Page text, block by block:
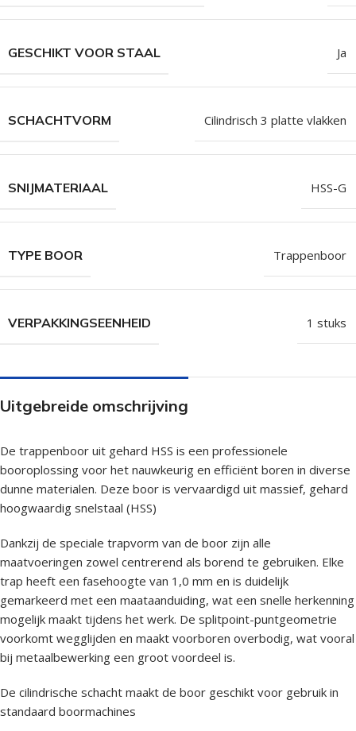
GESCHIKT VOOR STAAL Ja
SCHACHTVORM Cilindrisch 3 platte vlakken
SNIJMATERIAAL HSS-G
TYPE BOOR Trappenboor
VERPAKKINGSEENHEID 1 stuks
Uitgebreide omschrijving
De trappenboor uit gehard HSS is een professionele
booroplossing voor het nauwkeurig en efficiënt boren in diverse
dunne materialen. Deze boor is vervaardigd uit massief, gehard
hoogwaardig snelstaal (HSS)
Dankzij de speciale trapvorm van de boor zijn alle
maatvoeringen zowel centrerend als borend te gebruiken. Elke
trap heeft een fasehoogte van 1,0 mm en is duidelijk
gemarkeerd met een maataanduiding, wat een snelle herkenning
mogelijk maakt tijdens het werk. De splitpoint-puntgeometrie
voorkomt wegglijden en maakt voorboren overbodig, wat vooral
bij metaalbewerking een groot voordeel is.
De cilindrische schacht maakt de boor geschikt voor gebruik in
standaard boormachines